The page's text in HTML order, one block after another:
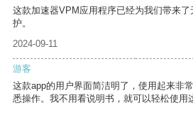
这款加速器VPM应用程序已经为我们带来
护。
2024-09-11
游客
这款app的用户界面简洁明了，使用起来非
悉操作。我不用看说明书，就可以轻松使用